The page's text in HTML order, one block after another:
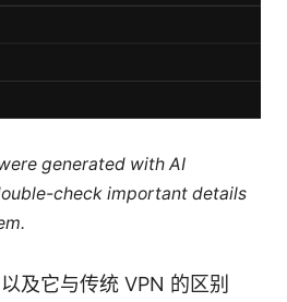
generated with AI
check important details
及它与传统 VPN 的区别